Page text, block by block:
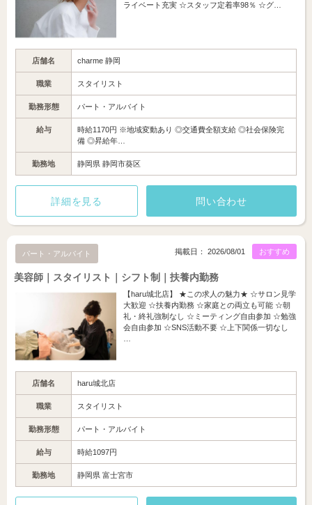
ライベート充実 ☆スタッフ定着率98％ ☆グ…
店舗名 charme 静岡
職業 スタイリスト
勤務形態 パート・アルバイト
給与
時給1170円 ※地域変動あり ◎交通費全額支給 ◎社会保険完
備 ◎昇給年…
勤務地 静岡県 静岡市葵区
詳細を見る 問い合わせ
パート・アルバイト おすすめ
掲載日： 2026/08/01
美容師｜スタイリスト｜シフト制｜扶養内勤務
【haru城北店】 ★この求人の魅力★ ☆サロン見学
大歓迎 ☆扶養内勤務 ☆家庭との両立も可能 ☆朝
礼・終礼強制なし ☆ミーティング自由参加 ☆勉強
会自由参加 ☆SNS活動不要 ☆上下関係一切なし
店舗名 haru城北店
職業 スタイリスト
勤務形態 パート・アルバイト
給与 時給1097円
勤務地 静岡県 富士宮市